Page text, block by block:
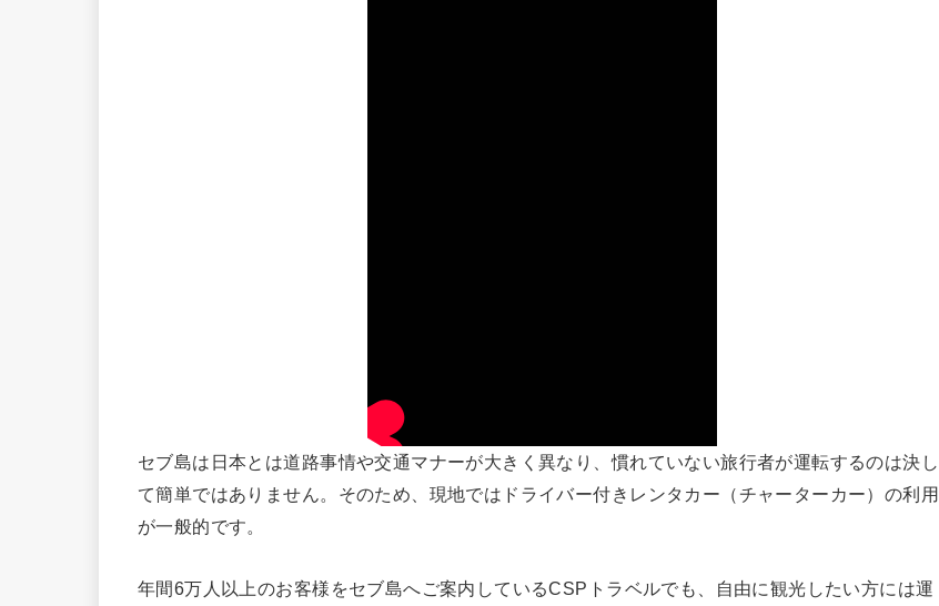
セブ島は日本とは道路事情や交通マナーが大きく異なり、慣れていない旅行者が運転するのは決し
て簡単ではありません。そのため、現地ではドライバー付きレンタカー（チャーターカー）の利用
が一般的です。
年間6万人以上のお客様をセブ島へご案内しているCSPトラベルでも、自由に観光したい方には運